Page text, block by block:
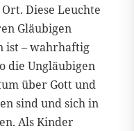
Diese Leuchte
Gläubigen
ist – wahrhaftig
die Ungläubigen
über Gott und
sind und sich in
Als Kinder